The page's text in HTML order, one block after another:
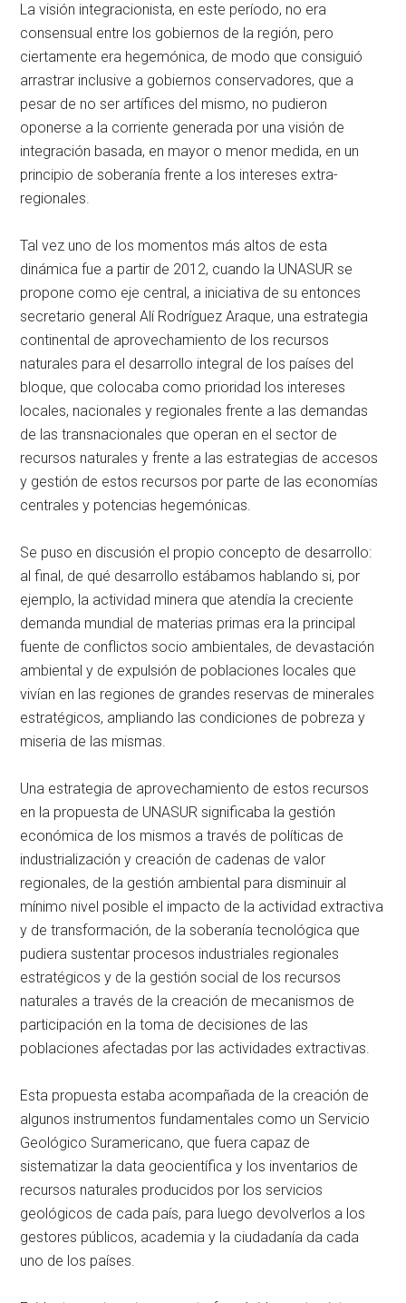
La visión integracionista, en este período, no era
consensual entre los gobiernos de la región, pero
ciertamente era hegemónica, de modo que consiguió
arrastrar inclusive a gobiernos conservadores, que a
pesar de no ser artífices del mismo, no pudieron
oponerse a la corriente generada por una visión de
integración basada, en mayor o menor medida, en un
principio de soberanía frente a los intereses extra-
regionales.
Tal vez uno de los momentos más altos de esta
dinámica fue a partir de 2012, cuando la UNASUR se
propone como eje central, a iniciativa de su entonces
secretario general Alí Rodríguez Araque, una estrategia
continental de aprovechamiento de los recursos
naturales para el desarrollo integral de los países del
bloque, que colocaba como prioridad los intereses
locales, nacionales y regionales frente a las demandas
de las transnacionales que operan en el sector de
recursos naturales y frente a las estrategias de accesos
y gestión de estos recursos por parte de las economías
centrales y potencias hegemónicas.
Se puso en discusión el propio concepto de desarrollo:
al final, de qué desarrollo estábamos hablando si, por
ejemplo, la actividad minera que atendía la creciente
demanda mundial de materias primas era la principal
fuente de conflictos socio ambientales, de devastación
ambiental y de expulsión de poblaciones locales que
vivían en las regiones de grandes reservas de minerales
estratégicos, ampliando las condiciones de pobreza y
miseria de las mismas.
Una estrategia de aprovechamiento de estos recursos
en la propuesta de UNASUR significaba la gestión
económica de los mismos a través de políticas de
industrialización y creación de cadenas de valor
regionales, de la gestión ambiental para disminuir al
mínimo nivel posible el impacto de la actividad extractiva
y de transformación, de la soberanía tecnológica que
pudiera sustentar procesos industriales regionales
estratégicos y de la gestión social de los recursos
naturales a través de la creación de mecanismos de
participación en la toma de decisiones de las
poblaciones afectadas por las actividades extractivas.
Esta propuesta estaba acompañada de la creación de
algunos instrumentos fundamentales como un Servicio
Geológico Suramericano, que fuera capaz de
sistematizar la data geocientífica y los inventarios de
recursos naturales producidos por los servicios
geológicos de cada país, para luego devolverlos a los
gestores públicos, academia y la ciudadanía da cada
uno de los países.